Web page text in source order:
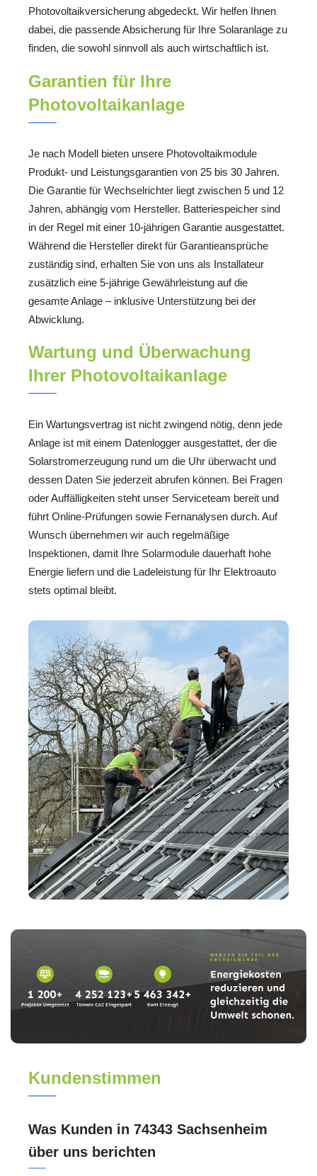
Photovoltaikversicherung abgedeckt. Wir helfen Ihnen
dabei, die passende Absicherung für Ihre Solaranlage zu
finden, die sowohl sinnvoll als auch wirtschaftlich ist.
Garantien für Ihre
Photovoltaikanlage
Je nach Modell bieten unsere Photovoltaikmodule
Produkt- und Leistungsgarantien von 25 bis 30 Jahren.
Die Garantie für Wechselrichter liegt zwischen 5 und 12
Jahren, abhängig vom Hersteller. Batteriespeicher sind
in der Regel mit einer 10-jährigen Garantie ausgestattet.
Während die Hersteller direkt für Garantieansprüche
zuständig sind, erhalten Sie von uns als Installateur
zusätzlich eine 5-jährige Gewährleistung auf die
gesamte Anlage – inklusive Unterstützung bei der
Abwicklung.
Wartung und Überwachung
Ihrer Photovoltaikanlage
Ein Wartungsvertrag ist nicht zwingend nötig, denn jede
Anlage ist mit einem Datenlogger ausgestattet, der die
Solarstromerzeugung rund um die Uhr überwacht und
dessen Daten Sie jederzeit abrufen können. Bei Fragen
oder Auffälligkeiten steht unser Serviceteam bereit und
führt Online-Prüfungen sowie Fernanalysen durch. Auf
Wunsch übernehmen wir auch regelmäßige
Inspektionen, damit Ihre Solarmodule dauerhaft hohe
Energie liefern und die Ladeleistung für Ihr Elektroauto
stets optimal bleibt.
Kundenstimmen
Was Kunden in 74343 Sachsenheim
über uns berichten